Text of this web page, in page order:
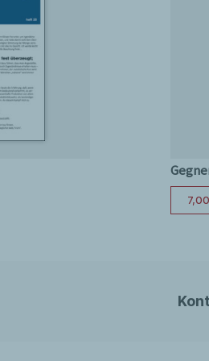
Der Tag
Mohr, S. 2, 5; Robert Ellsworth
S. 40.
7,00